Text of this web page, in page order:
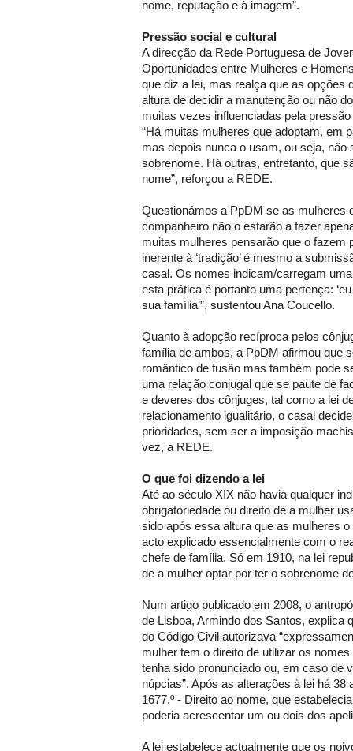
nome, reputação e à imagem”.
Pressão social e cultural
A direcção da Rede Portuguesa de
Oportunidades entre Mulheres e
que diz a lei, mas realça que as opções
altura de decidir a manutenção ou não
muitas vezes influenciadas pela
“Há muitas mulheres que adoptam, em
mas depois nunca o usam, ou seja, não
sobrenome. Há outras, entretanto, que
nome”, reforçou a REDE.
Questionámos a PpDM se as mulheres
companheiro não o estarão a fazer
muitas mulheres pensarão que o fazem
inerente à ‘tradição’ é mesmo a
casal. Os nomes indicam/carregam
esta prática é portanto uma pertença:
sua família’”, sustentou Ana Coucello.
Quanto à adopção recíproca pelos
família de ambos, a PpDM afirmou que
romântico de fusão mas também pode
uma relação conjugal que se paute de
e deveres dos cônjuges, tal como a lei
relacionamento igualitário, o casal
prioridades, sem ser a imposição
vez, a REDE.
O que foi dizendo a lei
Até ao século XIX não havia qualquer
obrigatoriedade ou direito de a mulher
sido após essa altura que as mulheres
acto explicado essencialmente com o
chefe de família. Só em 1910, na lei
de a mulher optar por ter o sobrenome
Num artigo publicado em 2008, o
de Lisboa, Armindo dos Santos, explica
do Código Civil autorizava
mulher tem o direito de utilizar os
tenha sido pronunciado ou, em caso de
núpcias”. Após as alterações à lei há 38
1677.º - Direito ao nome, que
poderia acrescentar um ou dois dos
A lei estabelece actualmente que os